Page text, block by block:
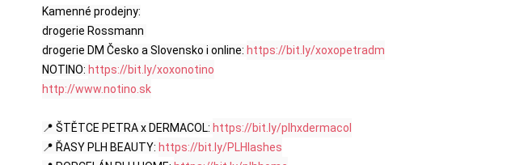
Kamenné prodejny:
drogerie Rossmann
drogerie DM Česko a Slovensko i online: https://bit.ly/xoxopetradm
NOTINO: https://bit.ly/xoxonotino
http://www.notino.sk
📍 ŠTĚTCE PETRA x DERMACOL: https://bit.ly/plhxdermacol
📍 ŘASY PLH BEAUTY: https://bit.ly/PLHlashes